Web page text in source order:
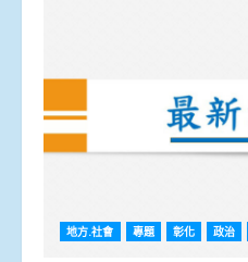
地方.社會 專題 彰化 政治